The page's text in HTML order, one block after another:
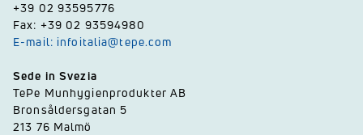
+39 02 93595776
Fax: +39 02 93594980
E-mail: infoitalia@tepe.com
Sede in Svezia
TePe Munhygienprodukter AB
Bronsåldersgatan 5
213 76 Malmö